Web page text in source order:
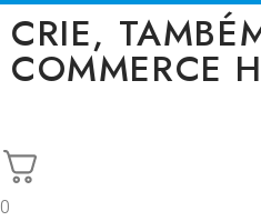
CRIE,
COMMERCE
0